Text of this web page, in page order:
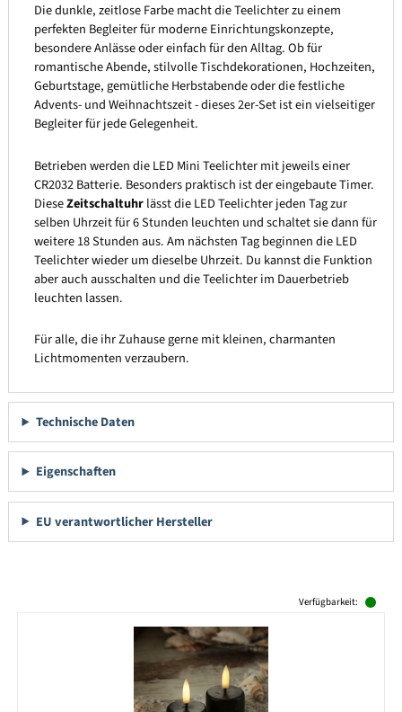
Die dunkle, zeitlose Farbe macht die Teelichter zu einem
perfekten Begleiter für moderne Einrichtungskonzepte,
besondere Anlässe oder einfach für den Alltag. Ob für
romantische Abende, stilvolle Tischdekorationen, Hochzeiten,
Geburtstage, gemütliche Herbstabende oder die festliche
Advents- und Weihnachtszeit - dieses 2er-Set ist ein vielseitiger
Begleiter für jede Gelegenheit.
Betrieben werden die LED Mini Teelichter mit jeweils einer
CR2032 Batterie. Besonders praktisch ist der eingebaute Timer.
DieseZeitschaltuhrlässt die LED Teelichter jeden Tag zur
selben Uhrzeit für 6 Stunden leuchten und schaltet sie dann für
weitere 18 Stunden aus. Am nächsten Tag beginnen die LED
Teelichter wieder um dieselbe Uhrzeit. Du kannst die Funktion
aber auch ausschalten und die Teelichter im Dauerbetrieb
leuchten lassen.
Für alle, die ihr Zuhause gerne mit kleinen, charmanten
Lichtmomenten verzaubern.
Technische Daten
Eigenschaften
EU verantwortlicher Hersteller
Verfügbarkeit: